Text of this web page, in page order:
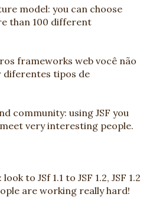
model: you can choose
than 100 different
frameworks web você não
diferentes tipos de
community: using JSF you
very interesting people.
to JSf 1.1 to JSF 1.2, JSF 1.2
are working really hard!